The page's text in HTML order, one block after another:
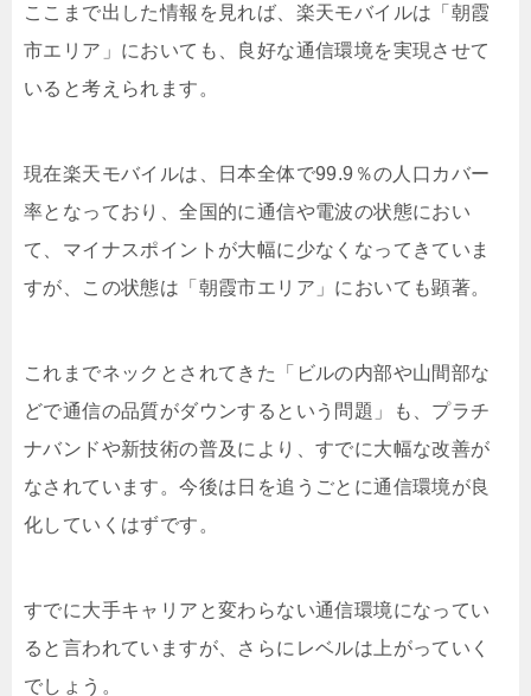
ここまで出した情報を見れば、楽天モバイルは「朝霞
市エリア」においても、良好な通信環境を実現させて
いると考えられます。
現在楽天モバイルは、日本全体で99.9％の人口カバー
率となっており、全国的に通信や電波の状態におい
て、マイナスポイントが大幅に少なくなってきていま
すが、この状態は「朝霞市エリア」においても顕著。
これまでネックとされてきた「ビルの内部や山間部な
どで通信の品質がダウンするという問題」も、プラチ
ナバンドや新技術の普及により、すでに大幅な改善が
なされています。今後は日を追うごとに通信環境が良
化していくはずです。
すでに大手キャリアと変わらない通信環境になってい
ると言われていますが、さらにレベルは上がっていく
でしょう。